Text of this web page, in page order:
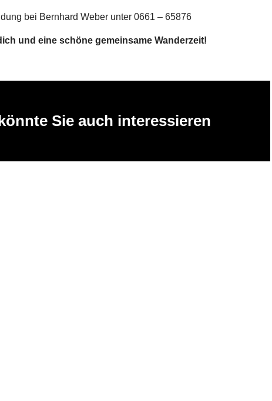
bei Bernhard Weber unter 0661 – 65876
und eine schöne gemeinsame Wanderzeit!
Sie auch interessieren